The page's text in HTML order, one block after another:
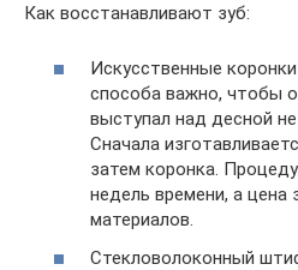
Как восстанавливают зуб:
Искусственные
способа важно, чтобы
выступал над десной
Сначала
затем коронка.
недель времени, а
материалов.
Стекловолоконный